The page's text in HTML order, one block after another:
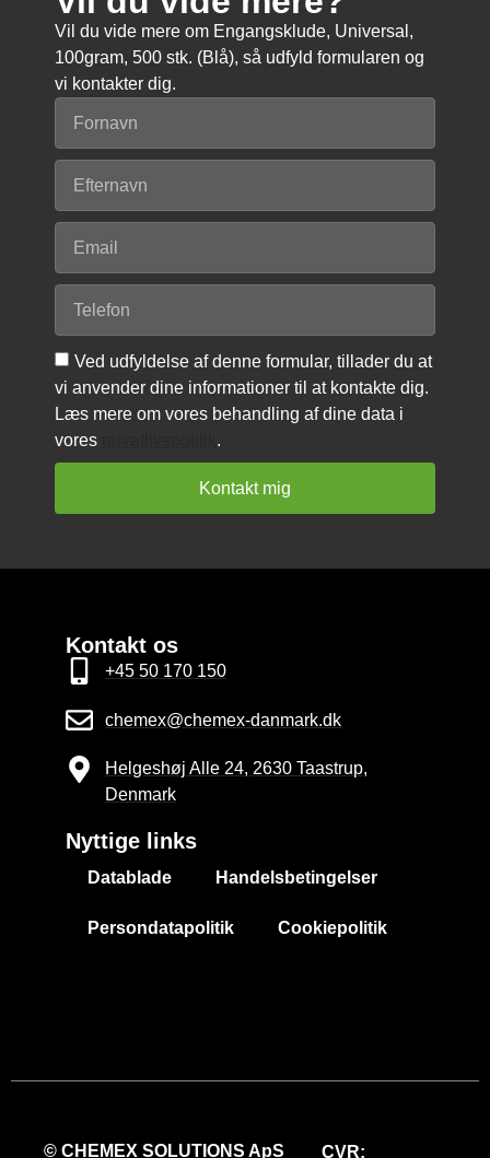
Vil du vide mere om Engangsklude, Universal,
100gram, 500 stk. (Blå), så udfyld formularen og
vi kontakter dig.
Ved udfyldelse af denne formular, tillader du at
vi anvender dine informationer til at kontakte dig.
Læs mere om vores behandling af dine data i
vores
.
Kontakt mig
Kontakt os
+45 50 170 150
chemex@chemex-danmark.dk
Helgeshøj Alle 24, 2630 Taastrup,
Denmark
Nyttige links
Datablade Handelsbetingelser
Persondatapolitik Cookiepolitik
© CHEMEX SOLUTIONS ApS CVR: